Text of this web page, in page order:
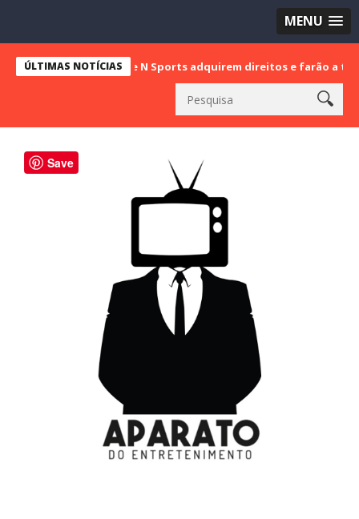
MENU
ÚLTIMAS NOTÍCIAS
SBT e N Sports adquirem direitos e farão a transmissão da
Save